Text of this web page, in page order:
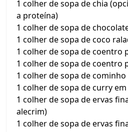
1 colher de sopa de chia
a proteína)
1 colher de sopa de
1 colher de sopa de coco
1 colher de sopa de coentro
1 colher de sopa de coentro
1 colher de sopa de cominho
1 colher de sopa de curry
1 colher de sopa de ervas
alecrim)
1 colher de sopa de ervas